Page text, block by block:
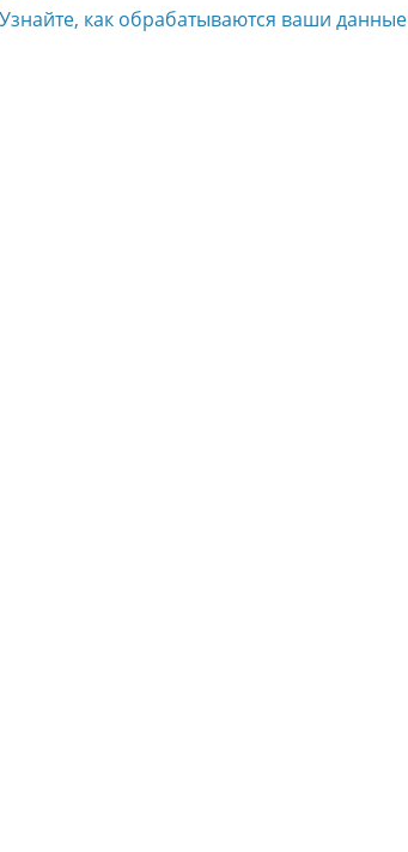
Узнайте, как обрабатываются ваши данные